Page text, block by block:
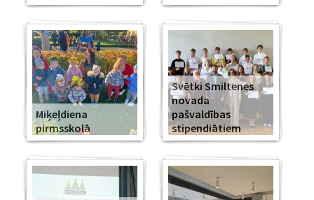
Miķeļdiena
pirmsskolā
Svētki Smiltenes
novada
pašvaldības
stipendiātiem